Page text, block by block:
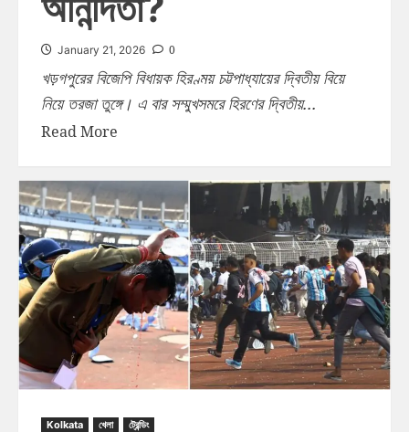
January 21, 2026 0
খড়গপুরের বিজেপি বিধায়ক হিরণ্ময় চট্টপাধ্যায়ের দ্বিতীয় বিয়ে
নিয়ে তরজা তুঙ্গে। এ বার সম্মুখসমরে হিরণের দ্বিতীয়...
Read More
Kolkata খেলা ট্রেন্ডিং